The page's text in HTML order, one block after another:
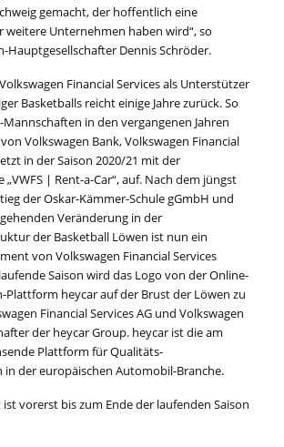
gemacht, der hoffentlich eine
weitere Unternehmen haben wird“, so
Hauptgesellschafter Dennis Schröder.
Financial Services als Unterstützer
Basketballs reicht einige Jahre zurück. So
Mannschaften in den vergangenen Jahren
Volkswagen Bank, Volkswagen Financial
in der Saison 2020/21 mit der
| Rent-a-Car“, auf. Nach dem jüngst
der Oskar-Kämmer-Schule gGmbH und
Veränderung in der
der Basketball Löwen ist nun ein
von Volkswagen Financial Services
Saison wird das Logo von der Online-
Plattform heycar auf der Brust der Löwen zu
Financial Services AG und Volkswagen
der heycar Group. heycar ist die am
Plattform für Qualitäts-
in der europäischen Automobil-Branche.
ist vorerst bis zum Ende der laufenden Saison